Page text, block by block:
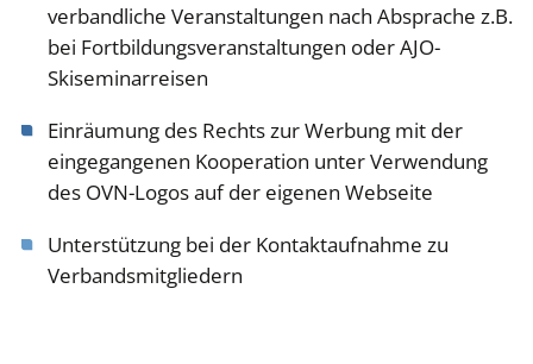
verbandliche Veranstaltungen nach Absprache z.B.
bei Fortbildungsveranstaltungen oder AJO-
Skiseminarreisen
Einräumung des Rechts zur Werbung mit der
eingegangenen Kooperation unter Verwendung
des OVN-Logos auf der eigenen Webseite
Unterstützung bei der Kontaktaufnahme zu
Verbandsmitgliedern